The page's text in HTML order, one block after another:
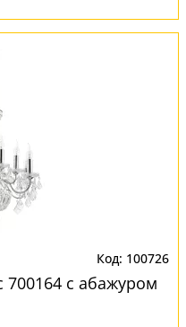
100726
700164 с абажуром